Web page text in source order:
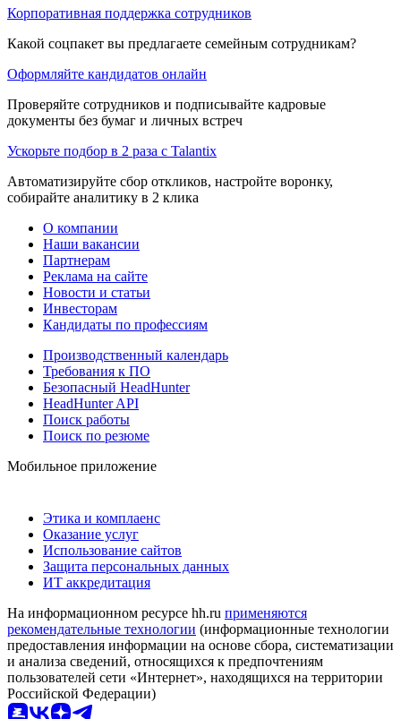
Корпоративная поддержка сотрудников
Какой соцпакет вы предлагаете семейным сотрудникам?
Оформляйте кандидатов онлайн
Проверяйте сотрудников и подписывайте кадровые
документы без бумаг и личных встреч
Ускорьте подбор в 2 раза с Talantix
Автоматизируйте сбор откликов, настройте воронку,
собирайте аналитику в 2 клика
О компании
Наши вакансии
Партнерам
Реклама на сайте
Новости и статьи
Инвесторам
Кандидаты по профессиям
Производственный календарь
Требования к ПО
Безопасный HeadHunter
HeadHunter API
Поиск работы
Поиск по резюме
Мобильное приложение
Этика и комплаенс
Оказание услуг
Использование сайтов
Защита персональных данных
ИТ аккредитация
На информационном ресурсе hh.ru применяются
рекомендательные технологии (информационные технологии
предоставления информации на основе сбора, систематизации
и анализа сведений, относящихся к предпочтениям
пользователей сети «Интернет», находящихся на территории
Российской Федерации)